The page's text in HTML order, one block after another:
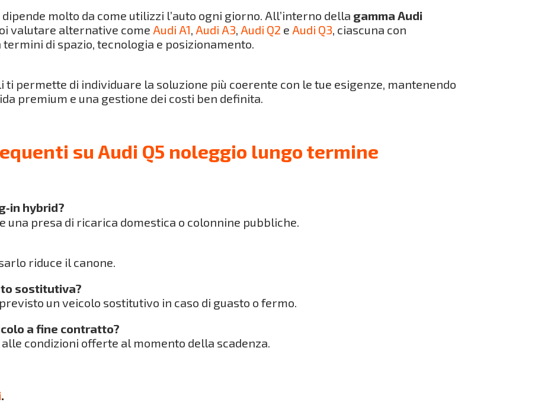
molto da come utilizzi l’auto ogni giorno. All’interno della gamma Audi
valutare alternative come Audi A1, Audi A3, Audi Q2 e Audi Q3, ciascuna con
di spazio, tecnologia e posizionamento.
permette di individuare la soluzione più coerente con le tue esigenze, mantenendo
premium e una gestione dei costi ben definita.
su Audi Q5 noleggio lungo termine
hybrid?
una presa di ricarica domestica o colonnine pubbliche.
riduce il canone.
sostitutiva?
un veicolo sostitutivo in caso di guasto o fermo.
a fine contratto?
alle condizioni offerte al momento della scadenza.
.